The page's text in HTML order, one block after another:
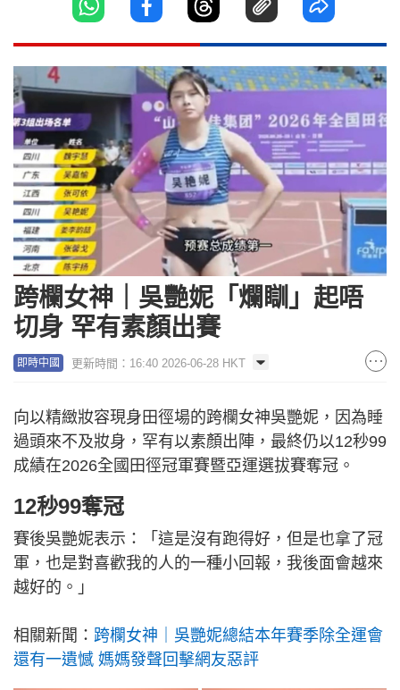
跨欄女神｜吳艷妮「爛瞓」起唔
切身 罕有素顏出賽
即時中國 更新時間：16:40 2026-06-28 HKT
向以精緻妝容現身田徑場的跨欄女神吳艷妮，因為睡
過頭來不及妝身，罕有以素顏出陣，最終仍以12秒99
成績在2026全國田徑冠軍賽暨亞運選拔賽奪冠。
12秒99奪冠
賽後吳艷妮表示：「這是沒有跑得好，但是也拿了冠
軍，也是對喜歡我的人的一種小回報，我後面會越來
越好的。」
相關新聞： 跨欄女神｜吳艷妮總結本年賽季除全運會
還有一遺憾 媽媽發聲回擊網友惡評